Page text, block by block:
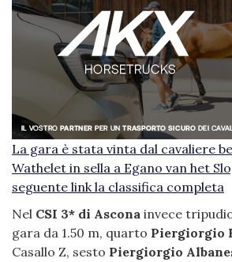
La gara è stata vinta dal cavaliere
Wathelet in sella a Egano van het
seguente link la classifica completa
Nel CSI 3* di Ascona invece
gara da 1.50 m, quarto Piergiorgio
Casallo Z, sesto Piergiorgio